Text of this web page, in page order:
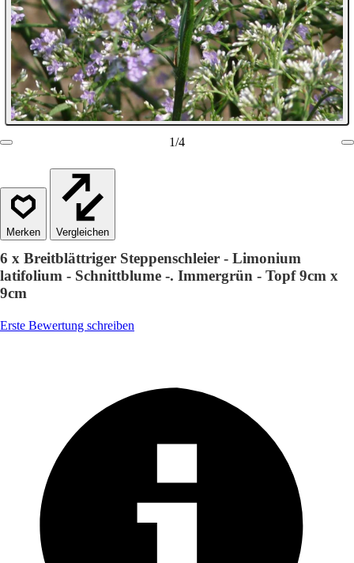
1/4
Vergleichen
6 x Breitblättriger Steppenschleier - Limonium
latifolium - Schnittblume -. Immergrün - Topf 9cm x
9cm
Erste Bewertung schreiben